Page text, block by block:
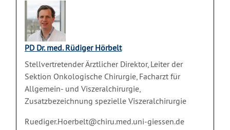
PD Dr. med. Rüdiger Hörbelt
Stellvertretender Ärztlicher Direktor, Leiter der
Sektion Onkologische Chirurgie, Facharzt für
Allgemein- und Viszeralchirurgie,
Zusatzbezeichnung spezielle Viszeralchirurgie
Ruediger.Hoerbelt@chiru.med.uni-giessen.de